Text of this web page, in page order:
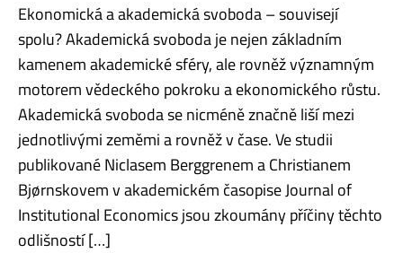
Ekonomická a akademická svoboda – souvisejí
spolu? Akademická svoboda je nejen základním
kamenem akademické sféry, ale rovněž významným
motorem vědeckého pokroku a ekonomického růstu.
Akademická svoboda se nicméně značně liší mezi
jednotlivými zeměmi a rovněž v čase. Ve studii
publikované Niclasem Berggrenem a Christianem
Bjørnskovem v akademickém časopise Journal of
Institutional Economics jsou zkoumány příčiny těchto
odlišností […]